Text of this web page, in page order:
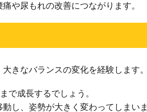
や尿もれの改善につながります。
きなバランスの変化を経験します。
で成長するでしょう。
し、姿勢が大きく変わってしまいま